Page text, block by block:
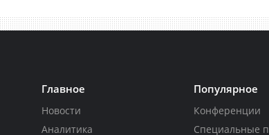
Главное
Новости
Аналитика
Популярное
Конференции
Специальные